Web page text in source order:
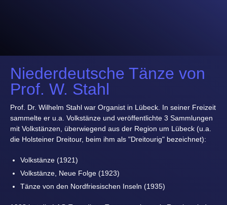
Niederdeutsche Tänze von
Prof. W. Stahl
Prof. Dr. Wilhelm Stahl war Organist in Lübeck. In seiner Freizeit
sammelte er u.a. Volkstänze und veröffentlichte 3 Sammlungen
mit Volkstänzen, überwiegend aus der Region um Lübeck (u.a.
die Holsteiner Dreitour, beim ihm als "Dreitourig" bezeichnet):
Volkstänze (1921)
Volkstänze, Neue Folge (1923)
Tänze von den Nordfriesischen Inseln (1935)